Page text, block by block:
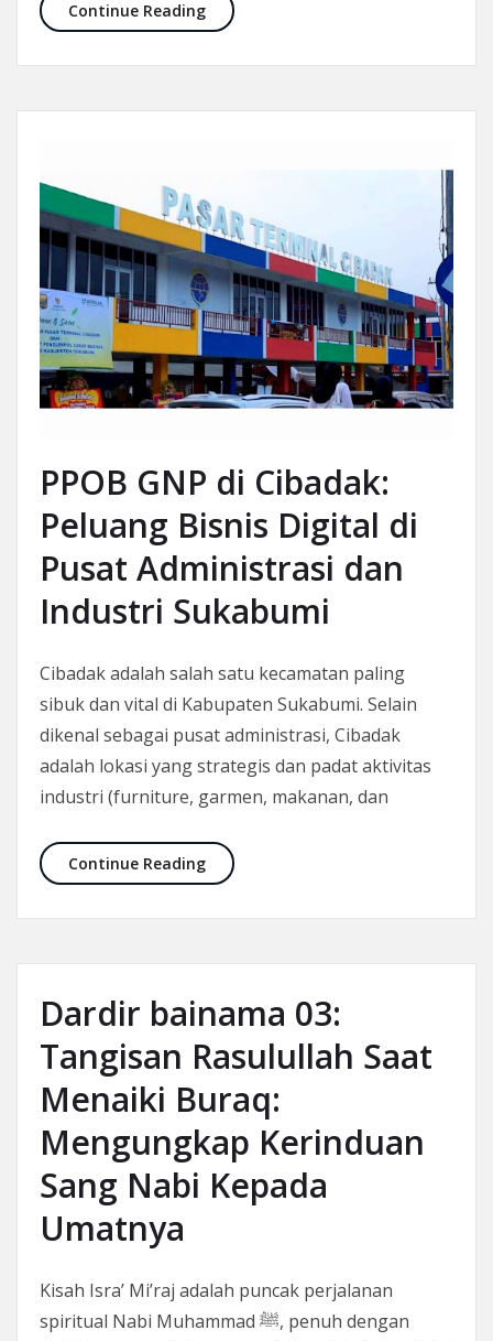
Continue ReadingRahasia Sukses Bisnis PPOB 2025:
PPOB GNP di Cibadak:
Peluang Bisnis Digital di
Pusat Administrasi dan
Industri Sukabumi
Cibadak adalah salah satu kecamatan paling
sibuk dan vital di Kabupaten Sukabumi. Selain
dikenal sebagai pusat administrasi, Cibadak
adalah lokasi yang strategis dan padat aktivitas
industri (furniture, garmen, makanan, dan
Continue ReadingPPOB GNP di Cibadak: Peluang
Dardir bainama 03:
Tangisan Rasulullah Saat
Menaiki Buraq:
Mengungkap Kerinduan
Sang Nabi Kepada
Umatnya
Kisah Isra’ Mi’raj adalah puncak perjalanan
spiritual Nabi Muhammad ﷺ, penuh dengan